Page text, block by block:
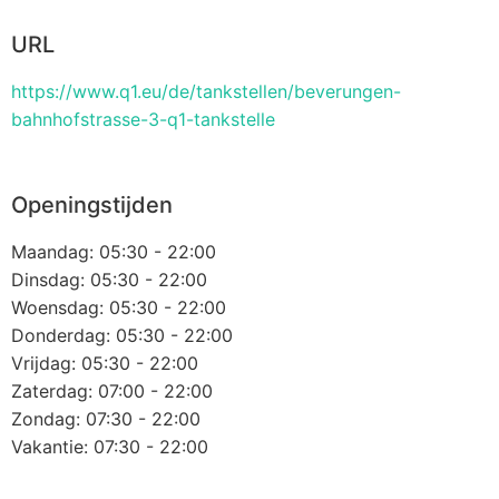
URL
https://www.q1.eu/de/tankstellen/beverungen-
bahnhofstrasse-3-q1-tankstelle
Openingstijden
Maandag: 05:30 - 22:00
Dinsdag: 05:30 - 22:00
Woensdag: 05:30 - 22:00
Donderdag: 05:30 - 22:00
Vrijdag: 05:30 - 22:00
Zaterdag: 07:00 - 22:00
Zondag: 07:30 - 22:00
Vakantie: 07:30 - 22:00